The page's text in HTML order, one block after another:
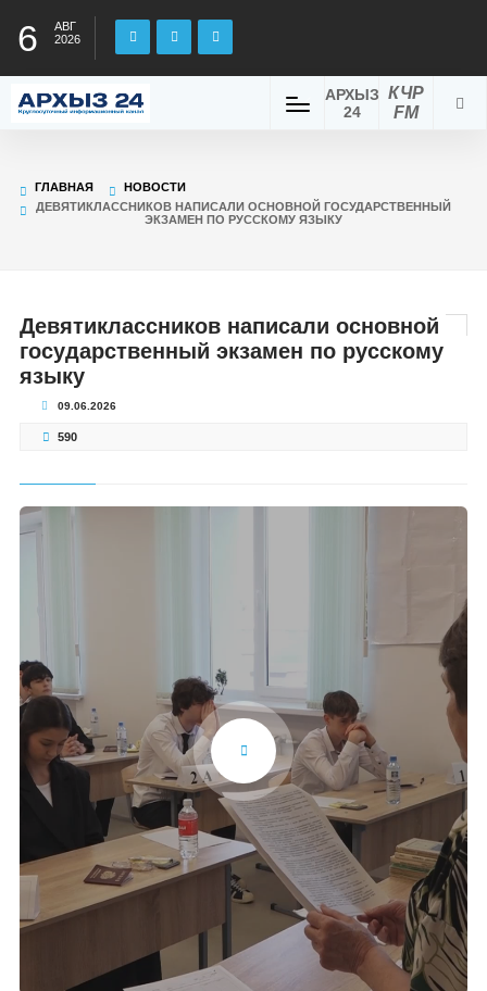
6
АВГ
2026
КЧР
FM
АРХЫЗ
24
ГЛАВНАЯ
НОВОСТИ
ДЕВЯТИКЛАССНИКОВ НАПИСАЛИ ОСНОВНОЙ ГОСУДАРСТВЕННЫЙ
ЭКЗАМЕН ПО РУССКОМУ ЯЗЫКУ
Девятиклассников написали основной
государственный экзамен по русскому
языку
09.06.2026
590